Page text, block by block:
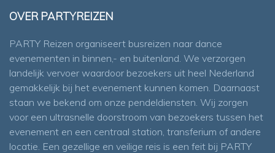
OVER PARTYREIZEN
PARTY Reizen organiseert busreizen naar dance
evenementen in binnen,- en buitenland. We verzorgen
landelijk vervoer waardoor bezoekers uit heel Nederland
gemakkelijk bij het evenement kunnen komen. Daarnaast
staan we bekend om onze pendeldiensten. Wij zorgen
voor een ultrasnelle doorstroom van bezoekers tussen het
evenement en een centraal station, transferium of andere
locatie. Een gezellige en veilige reis is een feit bij PARTY